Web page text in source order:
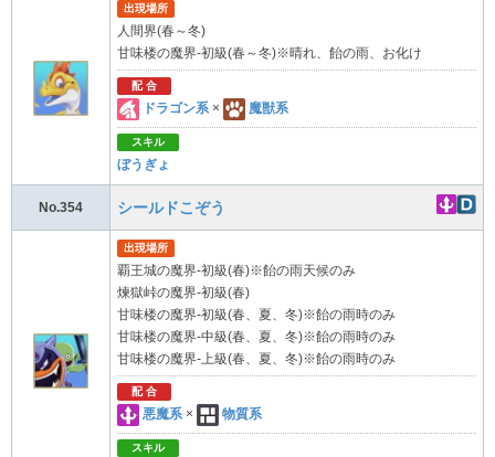
出現場所
人間界(春～冬)
甘味楼の魔界-初級(春～冬)※晴れ、飴の雨、お化け
配 合
ドラゴン系 × 魔獣系
スキル
ぼうぎょ
No.354 シールドこぞう
出現場所
覇王城の魔界-初級(春)※飴の雨天候のみ
煉獄峠の魔界-初級(春)
甘味楼の魔界-初級(春、夏、冬)※飴の雨時のみ
甘味楼の魔界-中級(春、夏、冬)※飴の雨時のみ
甘味楼の魔界-上級(春、夏、冬)※飴の雨時のみ
配 合
悪魔系 × 物質系
スキル